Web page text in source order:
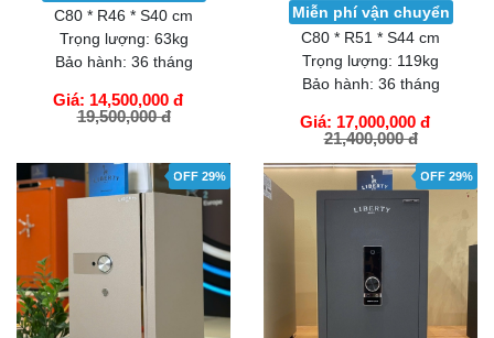
C80 * R46 * S40 cm
Trọng lượng: 63kg
Bảo hành: 36 tháng
Giá: 14,500,000 đ
19,500,000 đ
Miễn phí vận chuyển
C80 * R51 * S44 cm
Trọng lượng: 119kg
Bảo hành: 36 tháng
Giá: 17,000,000 đ
21,400,000 đ
GIỎ HÀNG
OFF 29% OFF 29%